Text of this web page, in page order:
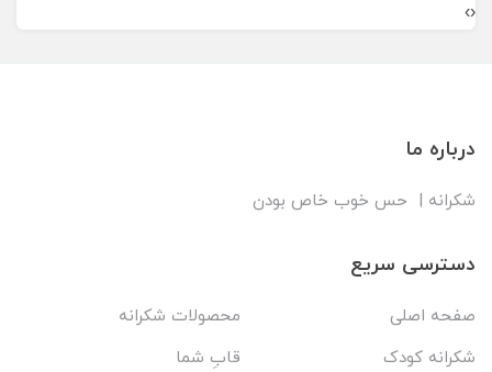
›
درباره ما
شکرانه | حس خوب خاص بودن
دسترسی سریع
صفحه اصلی
محصولات شکرانه
شکرانه کودک
قابِ شما